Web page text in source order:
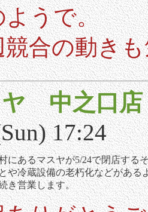
ようで。
競合の動き
中之口店
17:24
にあるマスヤが5/24で閉店する
や冷蔵設備の老朽化などがある
き営業します。